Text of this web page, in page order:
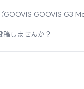
（GOOVIS GOOVIS G3
稿しませんか？